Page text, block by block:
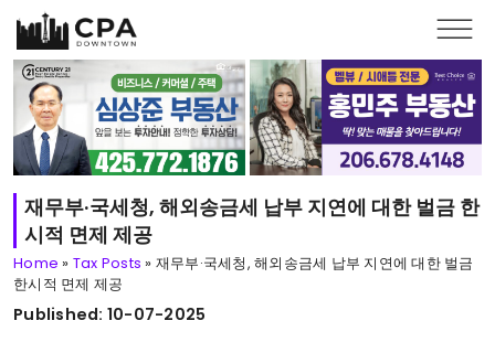
Skip to main content
재무부·국세청, 해외송금세 납부 지연에 대한 벌금 한
시적 면제 제공
Home » Tax Posts » 재무부·국세청, 해외송금세 납부 지연에 대한 벌금
한시적 면제 제공
Published: 10-07-2025